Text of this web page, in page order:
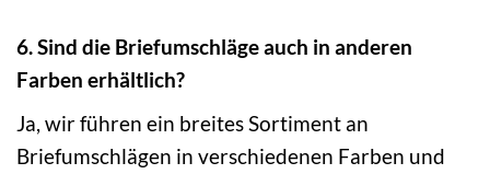
6. Sind die Briefumschläge auch in anderen
Farben erhältlich?
Ja, wir führen ein breites Sortiment an
Briefumschlägen in verschiedenen Farben und